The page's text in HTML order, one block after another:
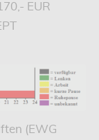
EUR
(EWG